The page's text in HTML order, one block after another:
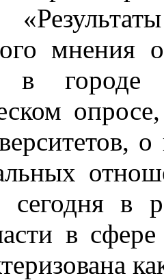
мнения
в городе
сегодня в
в